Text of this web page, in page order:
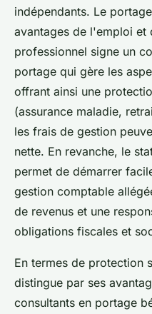
indépendants. Le
avantages de l'emploi et
professionnel signe un
portage qui gère les
offrant ainsi une
(assurance maladie,
les frais de gestion
nette. En revanche, le
permet de démarrer
gestion comptable
de revenus et une
obligations fiscales et
En termes de protection
distingue par ses
consultants en portage